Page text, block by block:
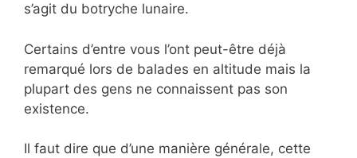
s’agit du botryche lunaire.
Certains d’entre vous l’ont peut-être déjà
remarqué lors de balades en altitude mais la
plupart des gens ne connaissent pas son
existence.
Il faut dire que d’une manière générale, cette